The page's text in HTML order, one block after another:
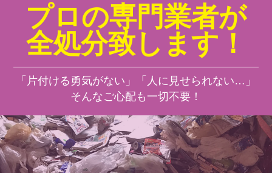
プロの専門業者が
全処分致します！
「片付ける勇気がない」「人に見せられない…」
そんなご心配も一切不要！